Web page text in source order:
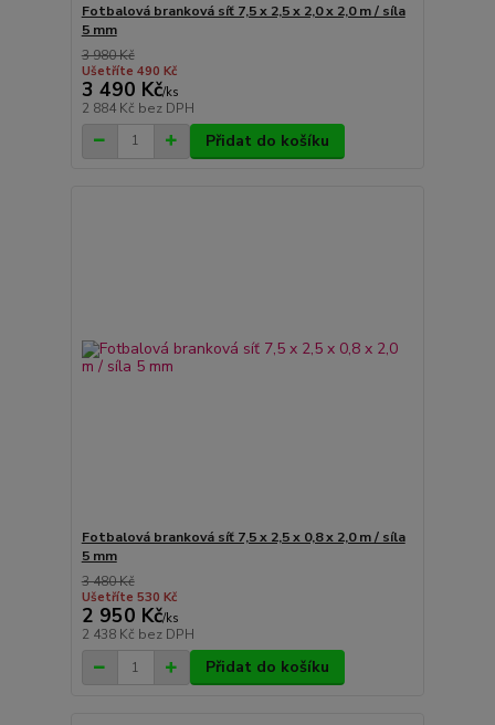
Fotbalová branková síť 7,5 x 2,5 x 2,0 x 2,0 m / síla
5 mm
3 980 Kč
Ušetříte 490 Kč
3 490 Kč/ks
2 884 Kč bez DPH
Přidat do košíku
Fotbalová branková síť 7,5 x 2,5 x 0,8 x 2,0 m / síla
5 mm
3 480 Kč
Ušetříte 530 Kč
2 950 Kč/ks
2 438 Kč bez DPH
Přidat do košíku